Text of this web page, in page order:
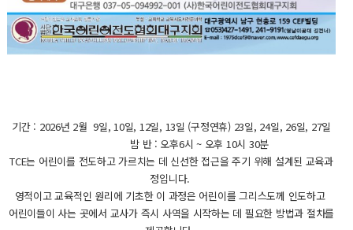
기간 : 2026년 2월 9일, 10일, 12일, 13일 (구정연휴) 23일, 24일, 26일, 27일
밤 반 : 오후6시 ~ 오후 10시 30분
TCE는 어린이를 전도하고 가르치는 데 신선한 접근을 주기 위해 설계된 교육과
정입니다.
영적이고 교육적인 원리에 기초한 이 과정은 어린이를 그리스도께 인도하고
어린이들이 사는 곳에서 교사가 즉시 사역을 시작하는 데 필요한 방법과 절차를